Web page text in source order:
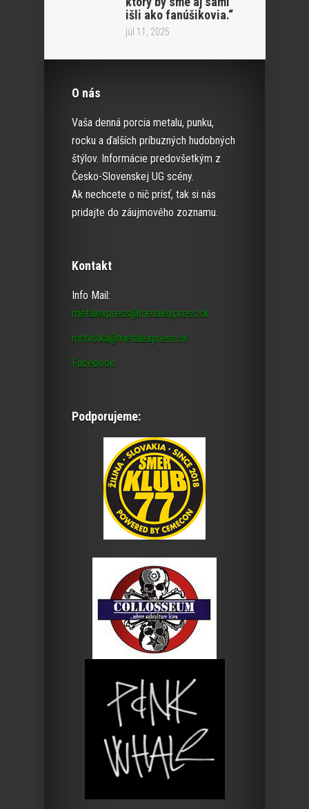
išli ako fanúšikovia.“
júl 11, 2025
O nás
Vaša denná porcia metalu, punku,
rocku a ďalších príbuzných hudobných
štýlov. Informácie predovšetkým z
Česko-Slovenskej UG scény.
Ak nechcete o nič prísť, tak si nás
pridajte do záujmového zoznamu.
Kontakt
Info Mail:
metalexpress@metalexpress.sk
mrtvolka@metalexpress.sk
Facebook
Podporujeme: